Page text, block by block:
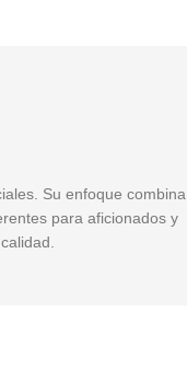
Su enfoque combina
para aficionados y